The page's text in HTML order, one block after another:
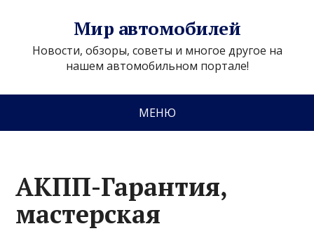
Мир автомобилей
Новости, обзоры, советы и многое другое на
нашем автомобильном портале!
МЕНЮ
АКПП-Гарантия,
мастерская